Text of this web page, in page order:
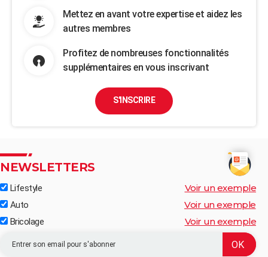
Mettez en avant votre expertise et aidez les
autres membres
Profitez de nombreuses fonctionnalités
supplémentaires en vous inscrivant
S'INSCRIRE
NEWSLETTERS
Lifestyle Voir un exemple
Auto Voir un exemple
Bricolage Voir un exemple